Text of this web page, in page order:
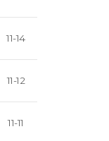
11-14
11-12
11-11